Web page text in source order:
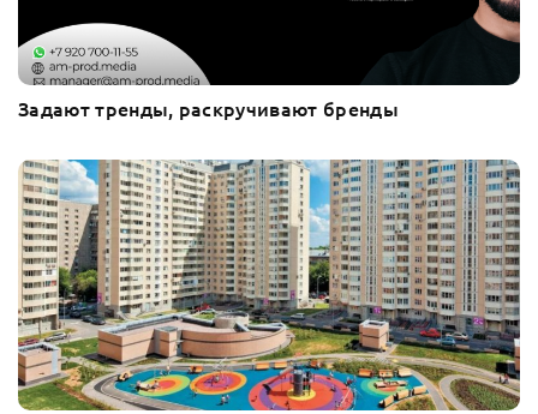
Задают тренды, раскручивают бренды